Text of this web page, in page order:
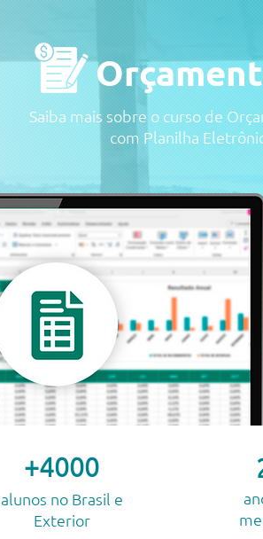
Saiba mais sobre o curso de
com Planilha
+4000
alunos no Brasil e
Exterior